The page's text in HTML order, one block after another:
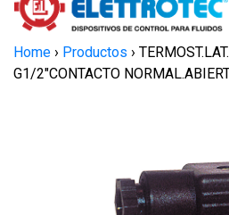
Home › Productos ›
G1/2″CONTACTO